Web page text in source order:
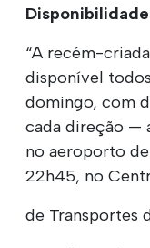
“A recém-
disponível
domingo, com
cada direção —
no aeroporto
22h45, no
de Transportes